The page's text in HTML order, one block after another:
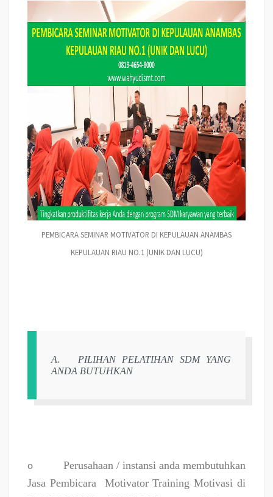
PEMBICARA SEMINAR MOTIVATOR DI KEPULAUAN ANAMBAS
KEPULAUAN RIAU NO.1 (UNIK DAN LUCU)
A.
PILIHAN PELATIHAN SDM YANG
ANDA BUTUHKAN
o
Perusahaan / instansi anda membutuhkan
Jasa Pembicara
Motivator Training Motivasi di